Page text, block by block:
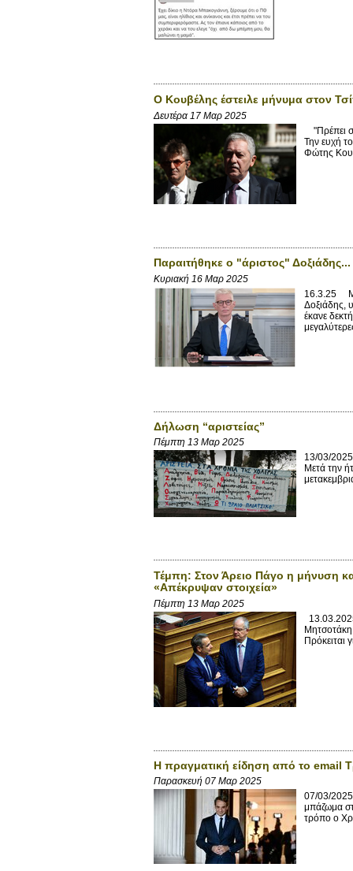
Ο Κουβέλης έστειλε μήνυμα στον
Δευτέρα 17 Μαρ 2025
"Πρέπει
Την ευχή
Φώτης
Παραιτήθηκε ο "άριστος" Δοξιάδης...
Κυριακή 16 Μαρ 2025
16.3.25 Με
Δοξιάδης,
έκανε
Δήλωση “αριστείας”
Πέμπτη 13 Μαρ 2025
13/03/2025
Μετά την
Τέμπη: Στον Άρειο Πάγο η μήνυση
«Απέκρυψαν στοιχεία»
Πέμπτη 13 Μαρ 2025
Μητσοτάκη
Πρόκειται
Η πραγματική είδηση από το email
Παρασκευή 07 Μαρ 2025
07/03/
μπάζωμα
τρόπο ο